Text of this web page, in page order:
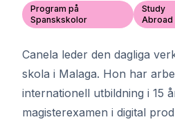
Program på
Spanskskolor
Study
Abroad
Canela leder den dagliga
skola i Malaga. Hon har
internationell utbildning i 15
magisterexamen i digital